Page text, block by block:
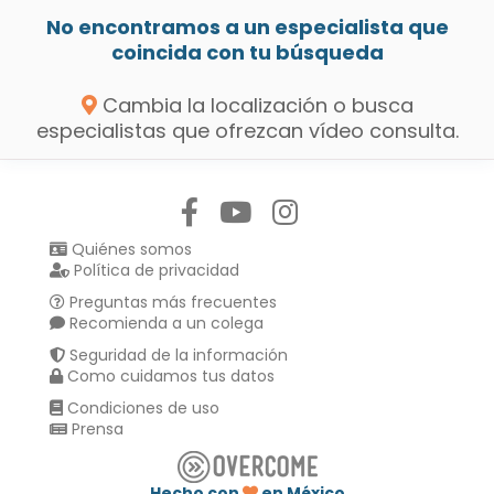
No encontramos a un especialista que
coincida con tu búsqueda
Cambia la localización o busca
especialistas que ofrezcan vídeo consulta.
Quiénes somos
Política de privacidad
Preguntas más frecuentes
Recomienda a un colega
Seguridad de la información
Como cuidamos tus datos
Condiciones de uso
Prensa